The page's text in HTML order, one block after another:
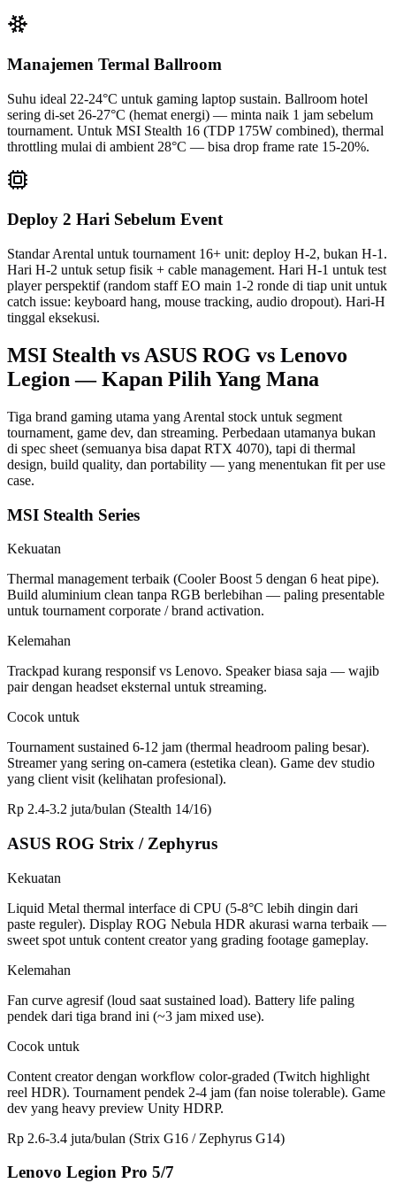
Manajemen Termal Ballroom
Suhu ideal 22-24°C untuk gaming laptop sustain. Ballroom hotel
sering di-set 26-27°C (hemat energi) — minta naik 1 jam sebelum
tournament. Untuk MSI Stealth 16 (TDP 175W combined), thermal
throttling mulai di ambient 28°C — bisa drop frame rate 15-20%.
Deploy 2 Hari Sebelum Event
Standar Arental untuk tournament 16+ unit: deploy H-2, bukan H-1.
Hari H-2 untuk setup fisik + cable management. Hari H-1 untuk test
player perspektif (random staff EO main 1-2 ronde di tiap unit untuk
catch issue: keyboard hang, mouse tracking, audio dropout). Hari-H
tinggal eksekusi.
MSI Stealth vs ASUS ROG vs Lenovo
Legion — Kapan Pilih Yang Mana
Tiga brand gaming utama yang Arental stock untuk segment
tournament, game dev, dan streaming. Perbedaan utamanya bukan
di spec sheet (semuanya bisa dapat RTX 4070), tapi di thermal
design, build quality, dan portability — yang menentukan fit per use
case.
MSI Stealth Series
Kekuatan
Thermal management terbaik (Cooler Boost 5 dengan 6 heat pipe).
Build aluminium clean tanpa RGB berlebihan — paling presentable
untuk tournament corporate / brand activation.
Kelemahan
Trackpad kurang responsif vs Lenovo. Speaker biasa saja — wajib
pair dengan headset eksternal untuk streaming.
Cocok untuk
Tournament sustained 6-12 jam (thermal headroom paling besar).
Streamer yang sering on-camera (estetika clean). Game dev studio
yang client visit (kelihatan profesional).
Rp 2.4-3.2 juta/bulan (Stealth 14/16)
ASUS ROG Strix / Zephyrus
Kekuatan
Liquid Metal thermal interface di CPU (5-8°C lebih dingin dari
paste reguler). Display ROG Nebula HDR akurasi warna terbaik —
sweet spot untuk content creator yang grading footage gameplay.
Kelemahan
Fan curve agresif (loud saat sustained load). Battery life paling
pendek dari tiga brand ini (~3 jam mixed use).
Cocok untuk
Content creator dengan workflow color-graded (Twitch highlight
reel HDR). Tournament pendek 2-4 jam (fan noise tolerable). Game
dev yang heavy preview Unity HDRP.
Rp 2.6-3.4 juta/bulan (Strix G16 / Zephyrus G14)
Lenovo Legion Pro 5/7